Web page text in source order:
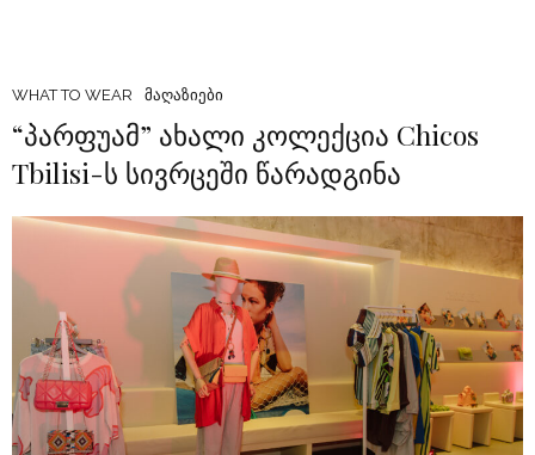
WHAT TO WEAR ᲛᲐᲦᲐᲖᲘᲔᲑᲘ
“პარფუამ” ახალი კოლექცია Chicos
Tbilisi-ს სივრცეში წარადგინა